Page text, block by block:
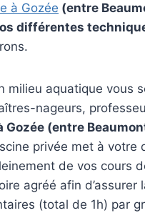
à Gozée (entre
différentes
aquatique vous
nageurs,
Gozée (entre
privée met à
de vos cours
agréé afin
(total de 1h) par